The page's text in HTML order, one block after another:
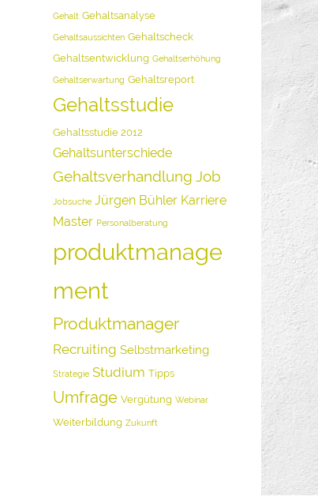
Gehalt Gehaltsanalyse
Gehaltsaussichten Gehaltscheck
Gehaltsentwicklung Gehaltserhöhung
Gehaltserwartung Gehaltsreport
Gehaltsstudie
Gehaltsstudie 2012
Gehaltsunterschiede
Gehaltsverhandlung Job
Jobsuche Jürgen Bühler Karriere
Master Personalberatung
produktmanage
ment
Produktmanager
Recruiting Selbstmarketing
Strategie Studium Tipps
Umfrage Vergütung Webinar
Weiterbildung Zukunft